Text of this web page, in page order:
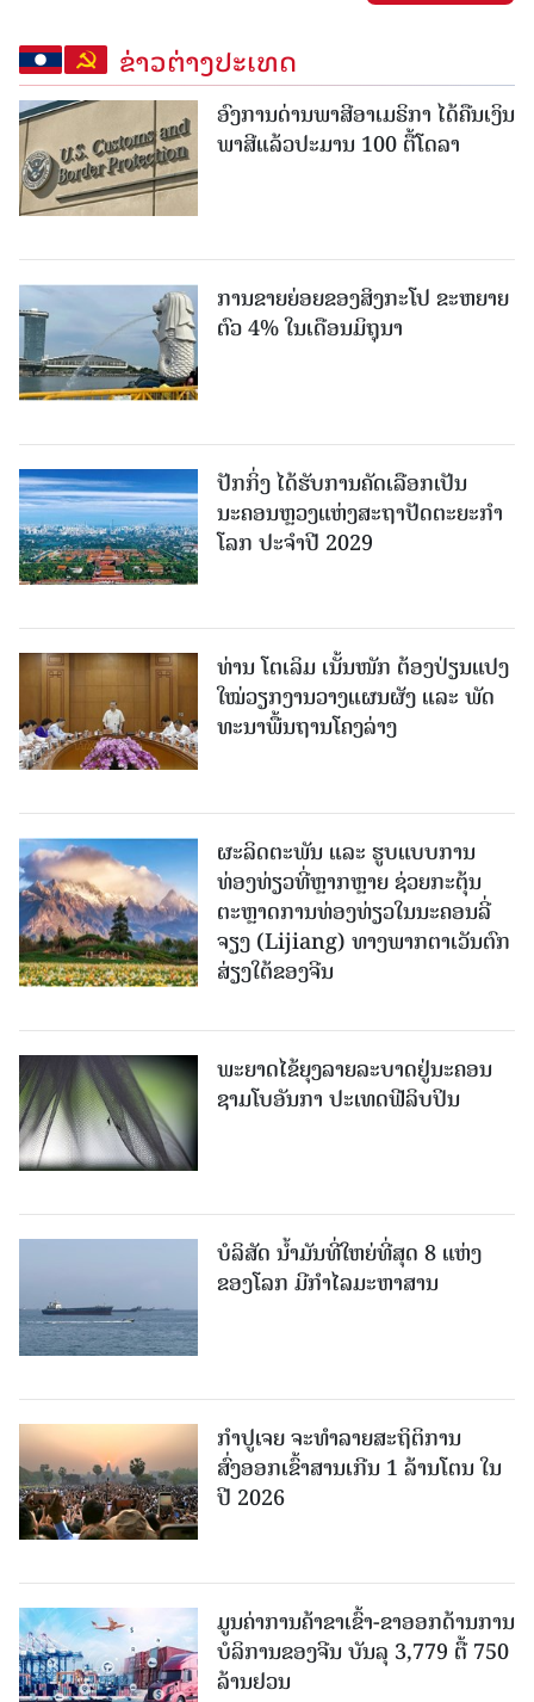
ຂ່າວຕ່າງປະເທດ
ອົງການດ່ານພາສີອາເມຣິກາ ໄດ້ຄືນເງິນ
ພາສີແລ້ວປະມານ 100 ຕື້ໂດລາ
ການຂາຍຍ່ອຍຂອງສິງກະໂປ ຂະຫຍາຍ
ຕົວ 4% ໃນເດືອນມິຖຸນາ
ປັກກິ່ງ ໄດ້ຮັບການຄັດເລືອກເປັນ
ນະຄອນຫຼວງແຫ່ງສະຖາປັດຕະຍະກຳ
ໂລກ ປະຈຳປີ 2029
ທ່ານ ໂຕ​ເລິມ ເນັ້ນໜັກ ຕ້ອງ​ປ່ຽນ​ແປງ​
ໃໝ່​ວຽກ​ງານ​ວາງ​ແຜນ​ຜັງ ແລະ ​ພັດ​
ທະ​ນາ​ພື້ນ​ຖານ​ໂຄງ​ລ່າງ
ຜະລິດຕະພັນ ແລະ ຮູບແບບການ
ທ່ອງທ່ຽວທີ່ຫຼາກຫຼາຍ ຊ່ວຍກະຕຸ້ນ
ຕະຫຼາດການທ່ອງທ່ຽວໃນນະຄອນລີ່
ຈຽງ (Lijiang) ທາງພາກຕາເວັນຕົກ
ສ່ຽງໃຕ້ຂອງຈີນ
ພະຍາດໄຂ້ຍຸງລາຍລະບາດຢູ່ນະຄອນ
ຊາມໂບ​ອັນກາ ປະເທດຟີລິບປິນ
ບໍລິສັດ ນ້ຳມັນທີ່ໃຫຍ່ທີ່ສຸດ 8 ແຫ່ງ
ຂອງໂລກ ມີກຳໄລມະຫາສານ
ກຳປູເຈຍ ຈະທຳລາຍສະຖິຕິການ
ສົ່ງອອກເຂົ້າສານເກີນ 1 ລ້ານໂຕນ ໃນ
ປີ 2026
ມູນຄ່າການຄ້າຂາເຂົ້າ-ຂາອອກດ້ານການ
ບໍລິການຂອງຈີນ ບັນລຸ 3,779 ຕື້ 750
ລ້ານຢວນ